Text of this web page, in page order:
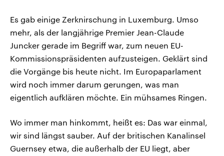
Es gab einige Zerknirschung in Luxemburg. Umso
mehr, als der langjährige Premier Jean-Claude
Juncker gerade im Begriff war, zum neuen EU-
Kommissionspräsidenten aufzusteigen. Geklärt sind
die Vorgänge bis heute nicht. Im Europaparlament
wird noch immer darum gerungen, was man
eigentlich aufklären möchte. Ein mühsames Ringen.
Wo immer man hinkommt, heißt es: Das war einmal,
wir sind längst sauber. Auf der britischen Kanalinsel
Guernsey etwa, die außerhalb der EU liegt, aber